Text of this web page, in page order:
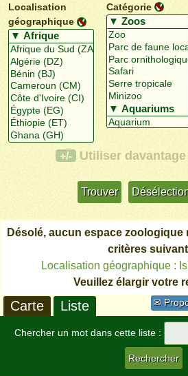
Localisation
géographique
Catégorie
+/- Utiliser
Désolé, aucun espace
critères
Localisation géographique :
Veuillez élargir votre
✉
Carte Liste
Chercher un mot dans cette liste :